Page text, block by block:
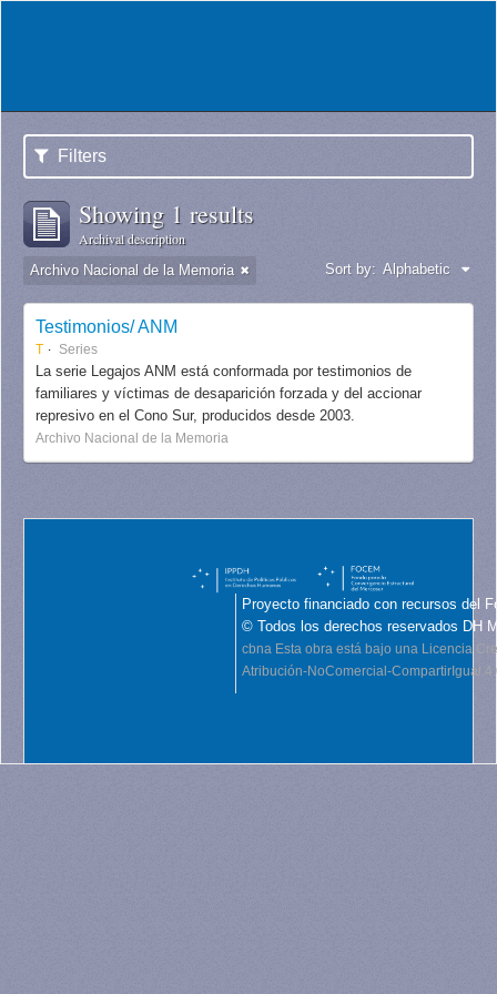
Filters
Showing 1 results
Archival description
Archivo Nacional de la Memoria Sort by: Alphabetic
Testimonios/ ANM
T Series
La serie Legajos ANM está conformada por testimonios de
familiares y víctimas de desaparición forzada y del accionar
represivo en el Cono Sur, producidos desde 2003.
Archivo Nacional de la Memoria
Proyecto financiado con recursos del
© Todos los derechos reservados DH
cbna Esta obra está bajo una Licencia
Atribución-NoComercial-CompartirIgual